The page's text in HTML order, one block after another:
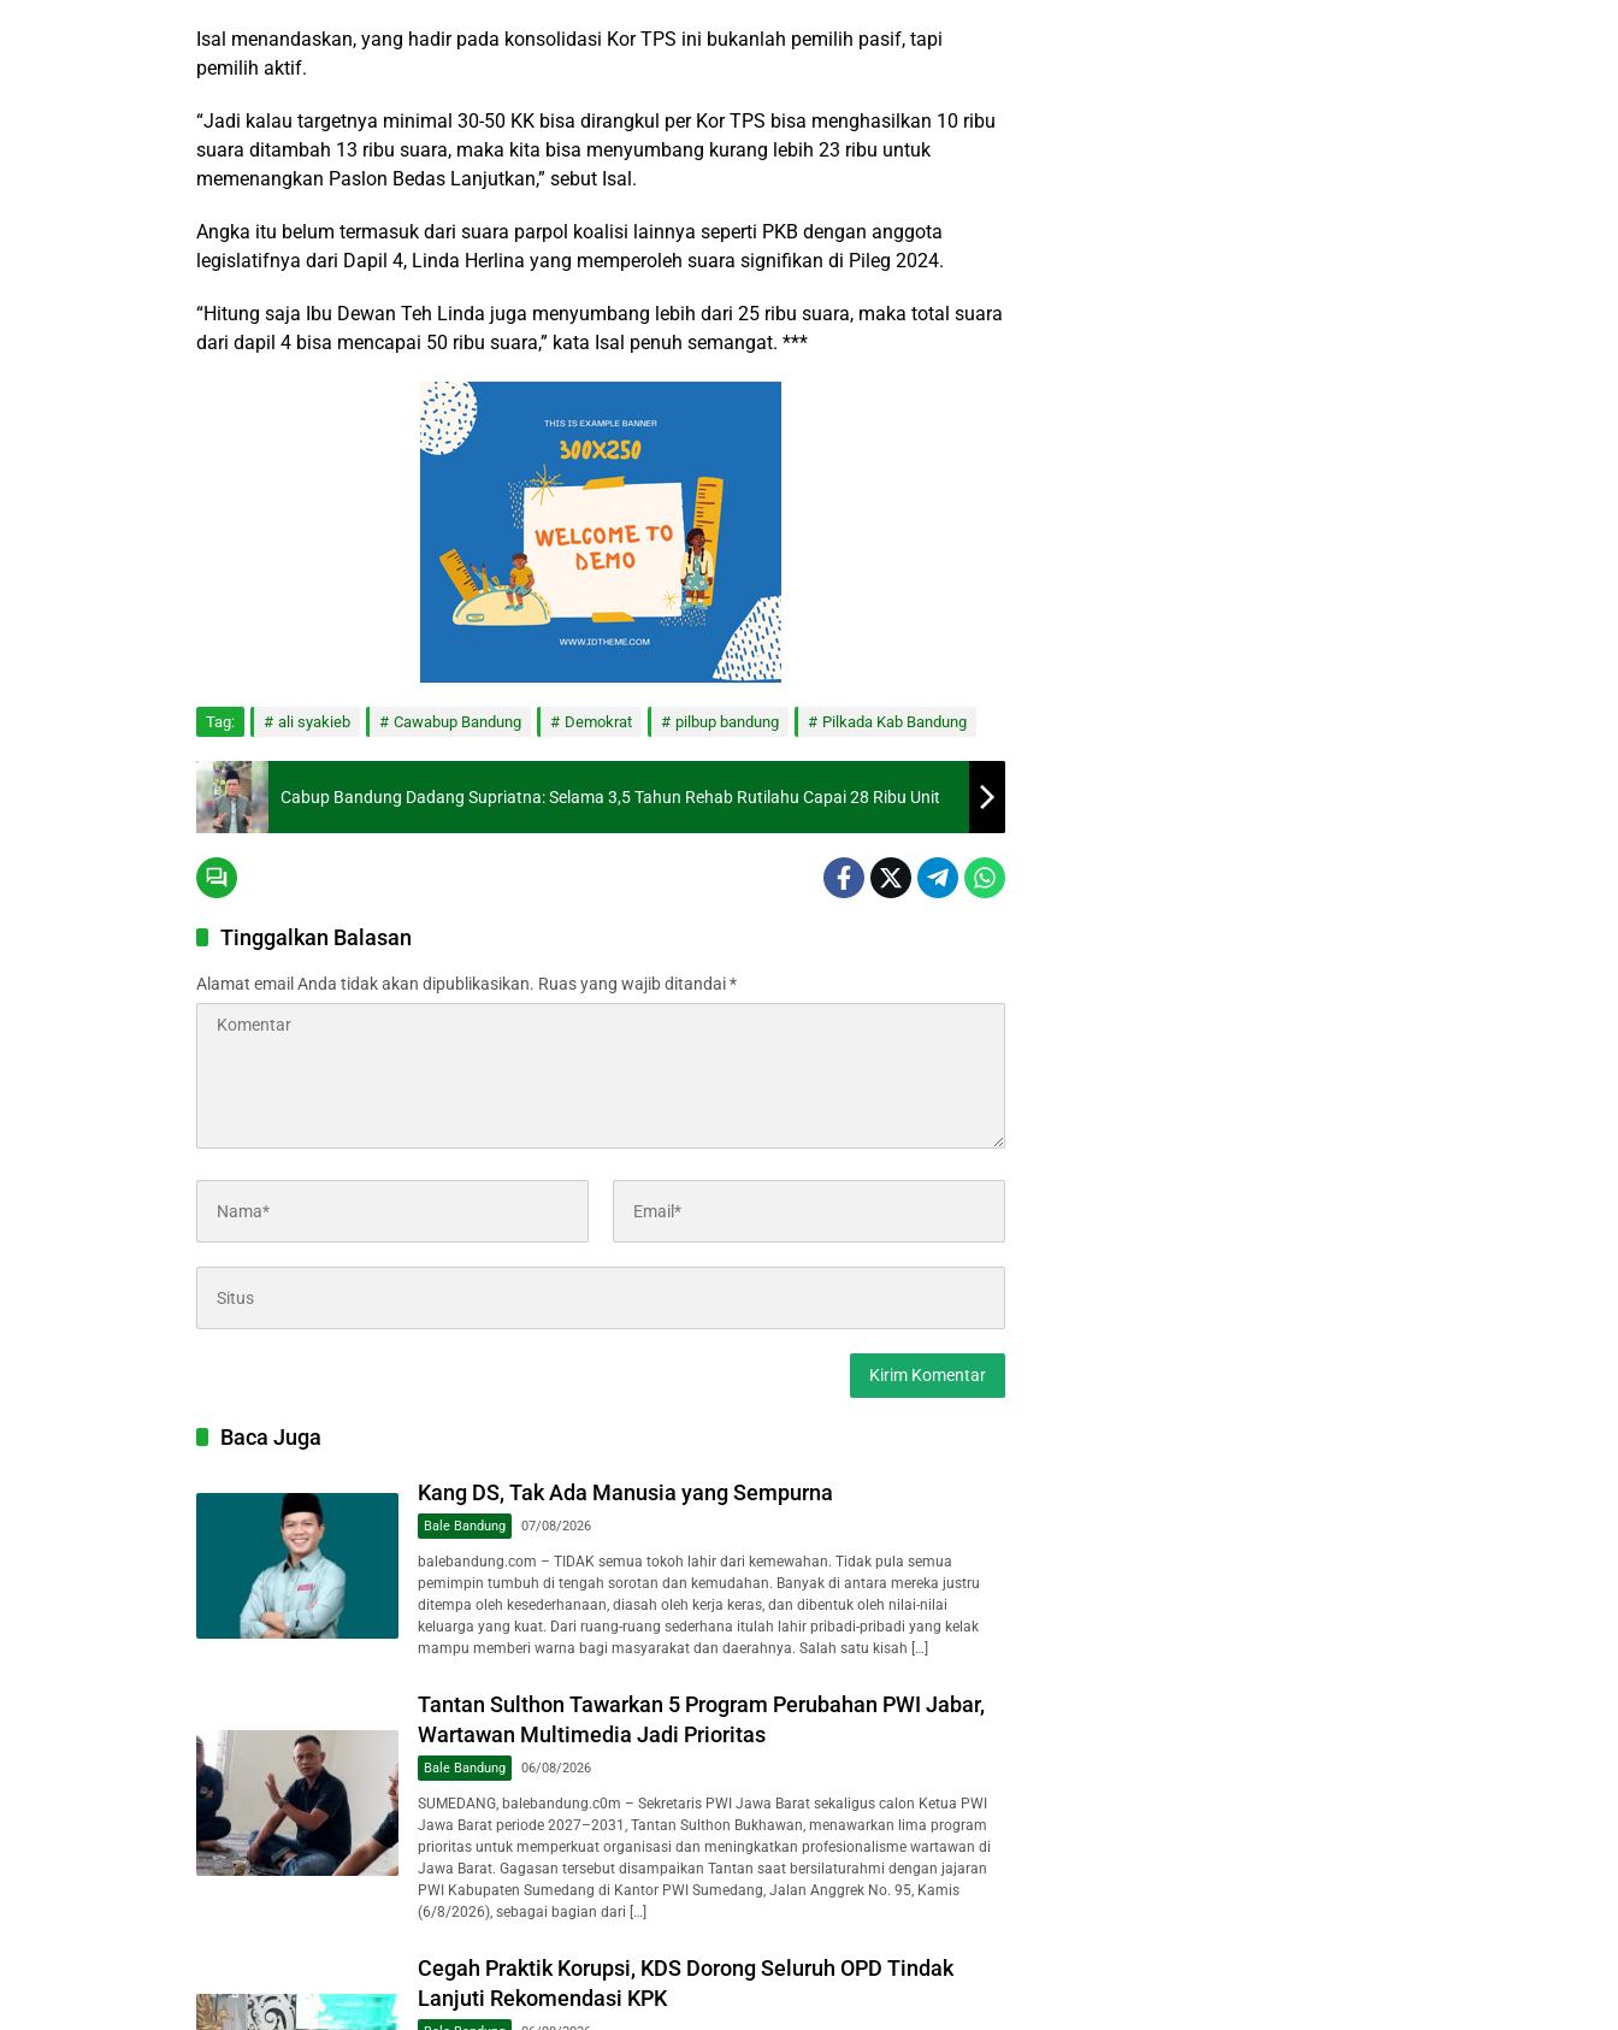
Isal menandaskan, yang hadir pada konsolidasi Kor TPS ini bukanlah pemilih pasif, tapi
pemilih aktif.
“Jadi kalau targetnya minimal 30-50 KK bisa dirangkul per Kor TPS bisa menghasilkan 10 ribu
suara ditambah 13 ribu suara, maka kita bisa menyumbang kurang lebih 23 ribu untuk
memenangkan Paslon Bedas Lanjutkan,” sebut Isal.
Angka itu belum termasuk dari suara parpol koalisi lainnya seperti PKB dengan anggota
legislatifnya dari Dapil 4, Linda Herlina yang memperoleh suara signifikan di Pileg 2024.
“Hitung saja Ibu Dewan Teh Linda juga menyumbang lebih dari 25 ribu suara, maka total suara
dari dapil 4 bisa mencapai 50 ribu suara,” kata Isal penuh semangat. ***
Tag: ali syakieb Cawabup Bandung Demokrat pilbup bandung Pilkada Kab Bandung
Cabup Bandung Dadang Supriatna: Selama 3,5 Tahun Rehab Rutilahu Capai 28 Ribu Unit
Tinggalkan Balasan
Alamat email Anda tidak akan dipublikasikan. Ruas yang wajib ditandai*
Baca Juga
Kang DS, Tak Ada Manusia yang Sempurna
Bale Bandung 07/08/2026
balebandung.com – TIDAK semua tokoh lahir dari kemewahan. Tidak pula semua
pemimpin tumbuh di tengah sorotan dan kemudahan. Banyak di antara mereka justru
ditempa oleh kesederhanaan, diasah oleh kerja keras, dan dibentuk oleh nilai-nilai
keluarga yang kuat. Dari ruang-ruang sederhana itulah lahir pribadi-pribadi yang kelak
mampu memberi warna bagi masyarakat dan daerahnya. Salah satu kisah […]
Tantan Sulthon Tawarkan 5 Program Perubahan PWI Jabar,
Wartawan Multimedia Jadi Prioritas
Bale Bandung 06/08/2026
SUMEDANG, balebandung.c0m – Sekretaris PWI Jawa Barat sekaligus calon Ketua PWI
Jawa Barat periode 2027–2031, Tantan Sulthon Bukhawan, menawarkan lima program
prioritas untuk memperkuat organisasi dan meningkatkan profesionalisme wartawan di
Jawa Barat. Gagasan tersebut disampaikan Tantan saat bersilaturahmi dengan jajaran
PWI Kabupaten Sumedang di Kantor PWI Sumedang, Jalan Anggrek No. 95, Kamis
(6/8/2026), sebagai bagian dari […]
Cegah Praktik Korupsi, KDS Dorong Seluruh OPD Tindak
Lanjuti Rekomendasi KPK